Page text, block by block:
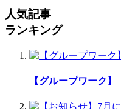
人気記事
ランキング
【グループワーク